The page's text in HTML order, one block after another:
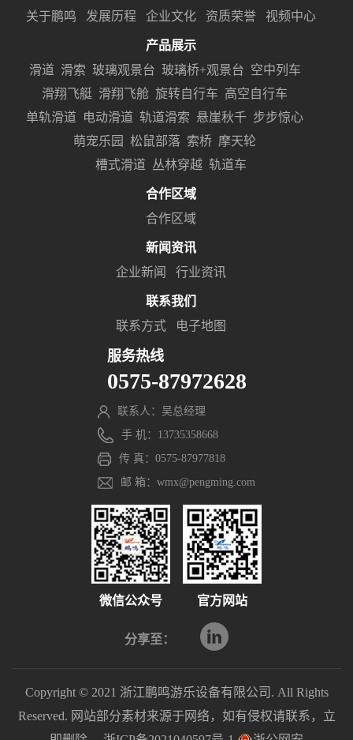
关于鹏鸣
发展历程 企业文化 资质荣誉 视频中心
产品展示
滑道 滑索 玻璃观景台 玻璃桥+观景台 空中列车
滑翔飞艇 滑翔飞舱 旋转自行车 高空自行车
单轨滑道
电动滑道 轨道滑索 悬崖秋千 步步惊心
萌宠乐园
松鼠部落 索桥 摩天轮
槽式滑道 丛林穿越 轨道车
合作区域
合作区域
新闻资讯
企业新闻
行业资讯
联系我们
联系方式
电子地图
服务热线
0575-87972628
联系人：吴总经理
手 机：13735358668
传 真：0575-87977818
邮 箱：wmx@pengming.com
微信公众号 官方网站
分享至：
Copyright © 2021 浙江鹏鸣游乐设备有限公司. All Rights
Reserved. 网站部分素材来源于网络，如有侵权请联系，立